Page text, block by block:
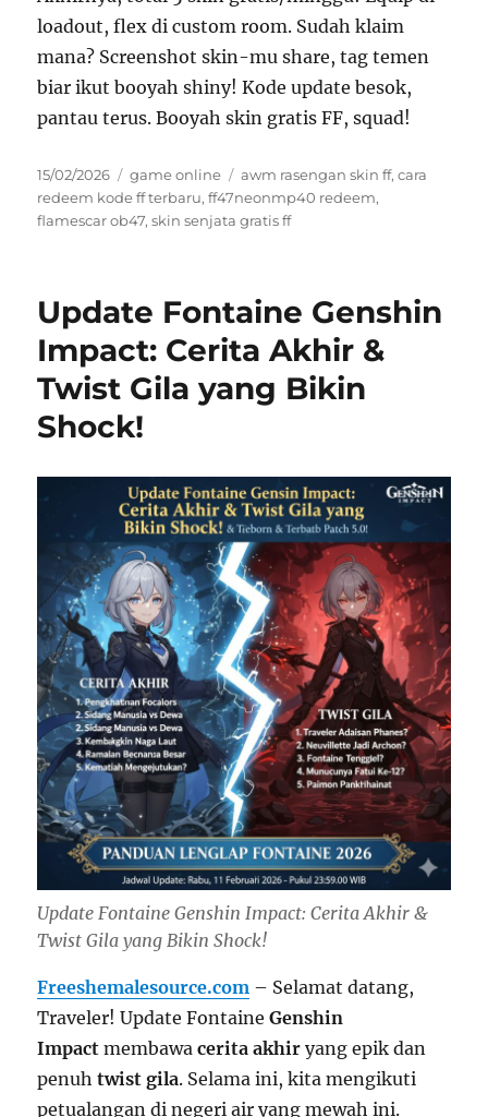
loadout, flex di custom room. Sudah klaim
mana? Screenshot skin-mu share, tag temen
biar ikut booyah shiny! Kode update besok,
pantau terus. Booyah skin gratis FF, squad!
Posted
on
15/02/2026 Categories
game online Tags
awm rasengan skin ff,cara
redeem kode ff terbaru,ff47neonmp40 redeem,
flamescar ob47,skin senjata gratis ff
Update Fontaine Genshin
Impact: Cerita Akhir &
Twist Gila yang Bikin
Shock!
Update Fontaine Genshin Impact: Cerita Akhir &
Twist Gila yang Bikin Shock!
Freeshemalesource.com – Selamat datang,
Traveler! Update FontaineGenshin
Impact membawacerita akhir yang epik dan
penuhtwist gila. Selama ini, kita mengikuti
petualangan di negeri air yang mewah ini.